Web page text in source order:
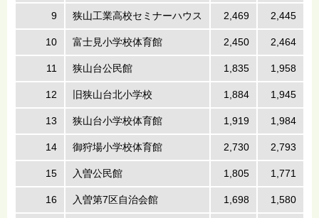
9 狭山工業高校セミナーハウス 2,469 2,445
10 富士見小学校体育館 2,450 2,464
11 狭山台公民館 1,835 1,958
12 旧狭山台北小学校 1,884 1,945
13 狭山台小学校体育館 1,919 1,984
14 御狩場小学校体育館 2,730 2,793
15 入曽公民館 1,805 1,771
16 入曽第7区自治会館 1,698 1,580